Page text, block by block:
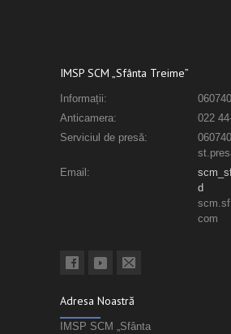
IMSP SCM „Sfânta Treime”
Informații:
Anticamera:
022
Serviciul de presă:
Email:
d
com
Adresa Noastră
IMSP SCM „Sfânta